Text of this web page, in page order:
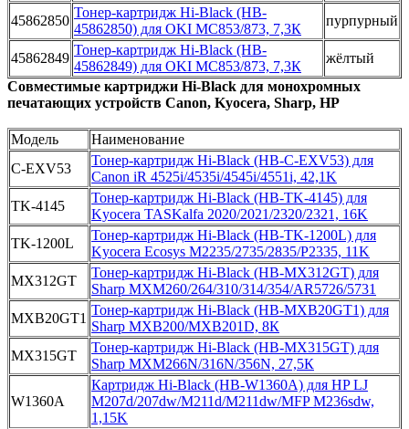
45862850
Тонер-картридж Hi-Black (HB-
45862850) для OKI MC853/873, 7,3К
пурпурный
45862849
Тонер-картридж Hi-Black (HB-
45862849) для OKI MC853/873, 7,3К
жёлтый
Совместимые картриджи Hi-Black для монохромных
печатающих устройств Canon, Kyocera, Sharp, HP
Модель
Наименование
C-EXV53
Тонер-картридж Hi-Black (HB-C-EXV53) для
Canon iR 4525i/4535i/4545i/4551i, 42,1K
TK-4145
Тонер-картридж Hi-Black (HB-TK-4145) для
Kyocera TASKalfa 2020/2021/2320/2321, 16K
TK-1200L
Тонер-картридж Hi-Black (HB-TK-1200L) для
Kyocera Ecosys M2235/2735/2835/P2335, 11K
MX312GT
Тонер-картридж Hi-Black (HB-MX312GT) для
Sharp MXM260/264/310/314/354/AR5726/5731
MXB20GT1
Тонер-картридж Hi-Black (HB-MXB20GT1) для
Sharp MXB200/MXB201D, 8К
MX315GT
Тонер-картридж Hi-Black (HB-MX315GT) для
Sharp MXM266N/316N/356N, 27,5К
W1360A
Картридж Hi-Black (HB-W1360A) для HP LJ
M207d/207dw/M211d/M211dw/MFP M236sdw,
1,15K